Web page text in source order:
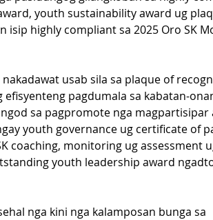
youth sustainability award ug
isip highly compliant sa 2025 Oro SK
usab sila sa plaque of
efisyenteng pagdumala sa kabatan-
sa pagpromote nga magpartisipar
youth governance ug certificate of
coaching, monitoring ug assessment
youth leadership award
nga kini nga kalamposan bunga sa